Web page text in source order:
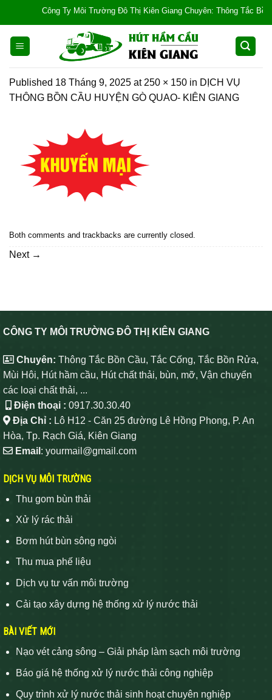
content
Công Ty Môi Trường Đô Thị Kiên Giang Chuyên: Thông Tắc Bồn
Published 18 Tháng 9, 2025 at 250 × 150 in DỊCH VỤ
THÔNG BỒN CẦU HUYỆN GÒ QUAO- KIÊN GIANG
Both comments and trackbacks are currently closed.
Next →
CÔNG TY MÔI TRƯỜNG ĐÔ THỊ KIÊN GIANG
Chuyên: Thông Tắc Bồn Cầu, Tắc Cống, Tắc Bồn Rửa,
Mùi Hôi, Hút hầm cầu, Hút chất thải, bùn, mỡ, Vận chuyển
các loại chất thải, ...
Điện thoại : 0917.30.30.40
Địa Chỉ : Lô H12 - Căn 25 đường Lê Hồng Phong, P. An
Hòa, Tp. Rạch Giá, Kiên Giang
Email : yourmail@gmail.com
DỊCH VỤ MÔI TRƯỜNG
Thu gom bùn thải
Xử lý rác thải
Bơm hút bùn sông ngòi
Thu mua phế liệu
Dịch vụ tư vấn môi trường
Cải tạo xây dựng hệ thống xử lý nước thải
BÀI VIẾT MỚI
Nạo vét cảng sông – Giải pháp làm sạch môi trường
Báo giá hệ thống xử lý nước thải công nghiệp
Quy trình xử lý nước thải sinh hoạt chuyên nghiệp